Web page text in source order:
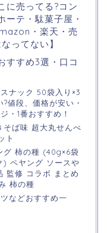
に売ってる?コン
ーテ・駄菓子屋・
・楽天・売
ってない】
すすめ3選・口コ
ナック 50袋入り×3
値段、価格が安い・
・1番おすすめ！
そば味 超大丸せんべ
ト
グ 柿の種 (40g×6袋
) ペヤング ソースや
監修 コラボ まとめ
柿の種
などおすすめ一